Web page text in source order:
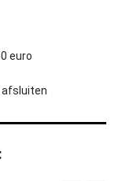
euro
afsluiten